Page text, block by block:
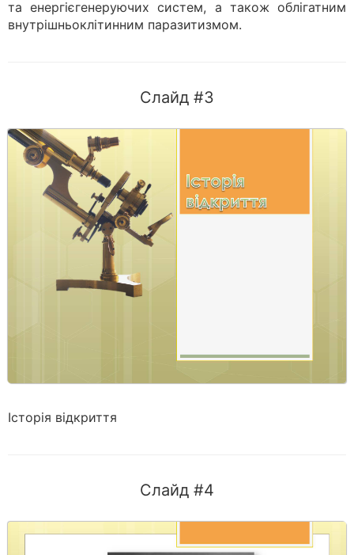
та енергієгенеруючих систем, а також облігатним
внутрішньоклітинним паразитизмом.
Слайд #3
Історія відкриття
Слайд #4